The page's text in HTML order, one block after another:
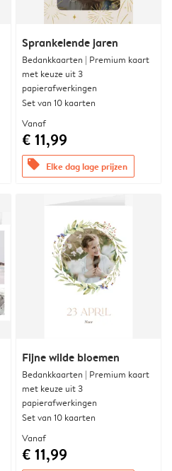
Sprankelende jaren
Bedankkaarten | Premium kaart
met keuze uit 3
papierafwerkingen
Set van 10 kaarten
Vanaf
€ 11,99
offers Elke dag lage prijzen
Fijne wilde bloemen
Bedankkaarten | Premium kaart
met keuze uit 3
papierafwerkingen
Set van 10 kaarten
Vanaf
€ 11,99